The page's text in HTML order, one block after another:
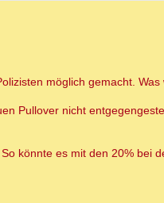
möglich gemacht.
Pullover nicht
könnte es mit den 20% bei